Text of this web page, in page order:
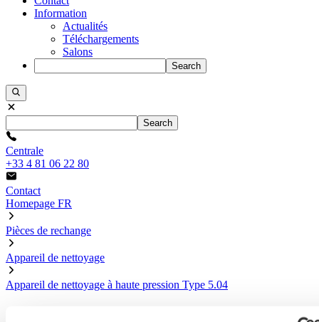
Information
Actualités
Téléchargements
Salons
Search
Search
Centrale
+33 4 81 06 22 80
Contact
Homepage FR
Pièces de rechange
Appareil de nettoyage
Appareil de nettoyage à haute pression Type 5.04